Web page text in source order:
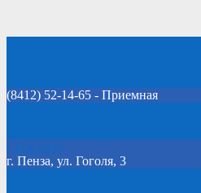
(8412) 52-14-65 - Приемная
Click Here
г. Пенза, ул. Гоголя, 3